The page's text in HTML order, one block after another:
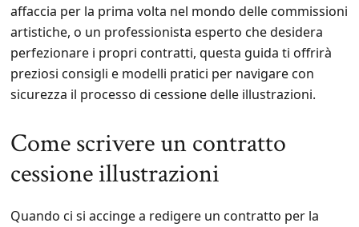
affaccia per la prima volta nel mondo delle commissioni
artistiche, o un professionista esperto che desidera
perfezionare i propri contratti, questa guida ti offrirà
preziosi consigli e modelli pratici per navigare con
sicurezza il processo di cessione delle illustrazioni.
Come scrivere un contratto
cessione illustrazioni
Quando ci si accinge a redigere un contratto per la